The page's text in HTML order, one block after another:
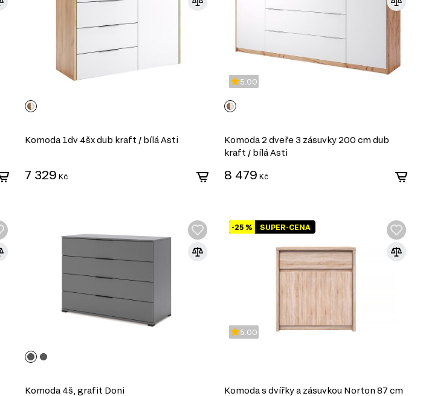
Komoda 1dv 4šx dub kraft / bílá Asti
7 329 Kč
5.00
Komoda 2 dveře 3 zásuvky 200 cm dub
kraft / bílá Asti
8 479 Kč
Komoda 4š, grafit Doni
SUPER-CENA
-25 %
5.00
Komoda s dvířky a zásuvkou Norton 87 cm